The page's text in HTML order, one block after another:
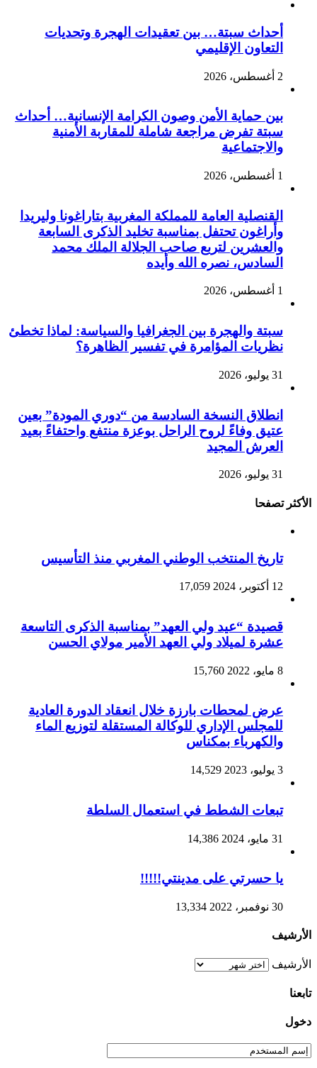
أحداث سبتة… بين تعقيدات الهجرة وتحديات
التعاون الإقليمي
2 أغسطس، 2026
بين حماية الأمن وصون الكرامة الإنسانية… أحداث
سبتة تفرض مراجعة شاملة للمقاربة الأمنية
والاجتماعية
1 أغسطس، 2026
القنصلية العامة للمملكة المغربية بتاراغونا وليريدا
وأراغون تحتفل بمناسبة تخليد الذكرى السابعة
والعشرين لتربع صاحب الجلالة الملك محمد
السادس، نصره الله وأيده
1 أغسطس، 2026
سبتة والهجرة بين الجغرافيا والسياسة: لماذا تخطئ
نظريات المؤامرة في تفسير الظاهرة؟
31 يوليو، 2026
انطلاق النسخة السادسة من “دوري المودة” بعين
عتيق وفاءً لروح الراحل بوعزة منتفع واحتفاءً بعيد
العرش المجيد
31 يوليو، 2026
الأكثر تصفحا
تاريخ المنتخب الوطني المغربي منذ التأسيس
12 أكتوبر، 2024 17,059
قصيدة “عيد ولي العهد” بمناسبة الذكرى التاسعة
عشرة لميلاد ولي العهد الأمير مولاي الحسن
8 مايو، 2022 15,760
عرض لمحطات بارزة خلال انعقاد الدورة العادية
للمجلس الإداري للوكالة المستقلة لتوزيع الماء
والكهرباء بمكناس
3 يوليو، 2023 14,529
تبعات الشطط في استعمال السلطة
31 مايو، 2024 14,386
يا حسرتي على مدينتي!!!!!
30 نوفمبر، 2022 13,334
الأرشيف
الأرشيف
تابعنا
دخول